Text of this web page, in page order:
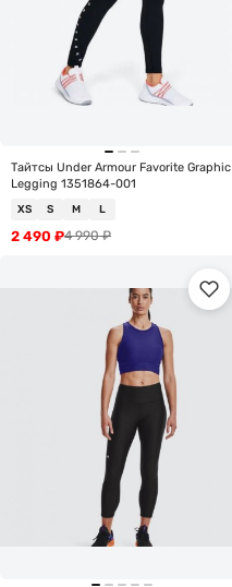
Тайтсы Under Armour Favorite Graphic
Legging 1351864-001
XS S M L
4 990₽
2 490 ₽